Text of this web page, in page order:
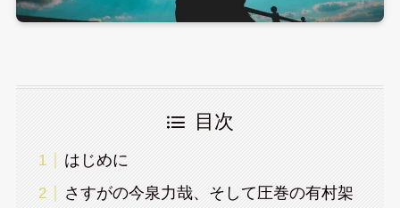
目次
はじめに
さすがの今泉力哉、そして圧巻の有村架